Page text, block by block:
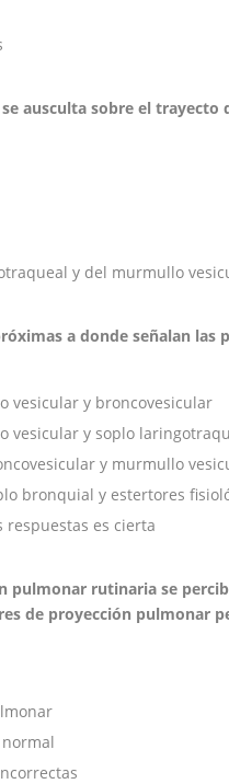
ausculta sobre el trayecto
y del murmullo
a donde señalan las
vesicular y broncovesicular
vesicular y soplo
y murmullo
bronquial y estertores
es cierta
pulmonar rutinaria se
de proyección pulmonar